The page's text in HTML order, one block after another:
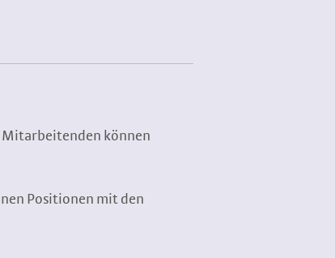
Mitarbeitenden können
Positionen mit den